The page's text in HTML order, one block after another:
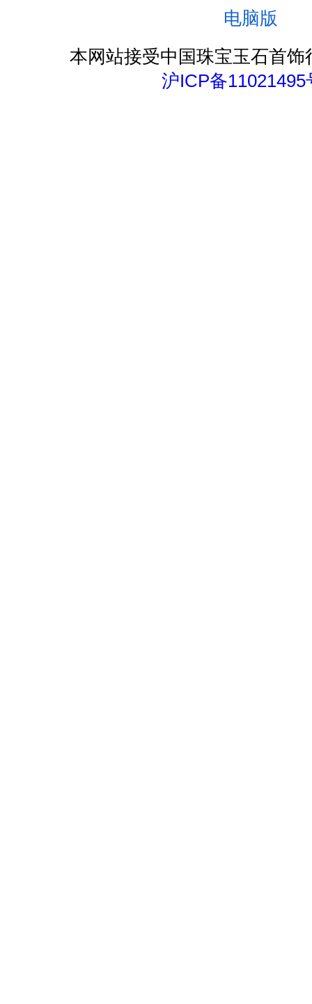
电脑版
本网站接受中国珠宝玉石首饰
沪ICP备11021495